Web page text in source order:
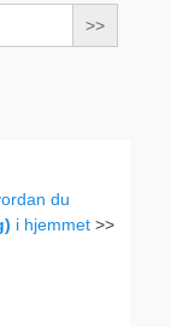
du
i hjemmet >>